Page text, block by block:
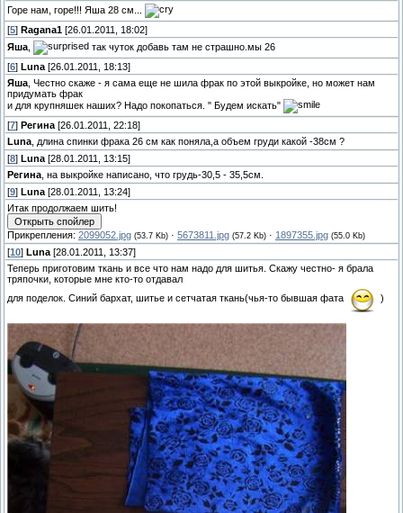
Горе нам, горе!!! Яша 28 см...
[5] Ragana1 [26.01.2011, 18:02]
Яша
так чуток добавь там не страшно.мы 26
[6] Luna [26.01.2011, 18:13]
Яша , Честно скаже - я сама еще не шила фрак по этой выкройке, но может нам
придумать фрак
и для крупняшек наших? Надо покопаться. " Будем искать"
[7] Регина [26.01.2011, 22:18]
Luna , длина спинки фрака 26 см как поняла,а объем груди какой -38см ?
[8] Luna [28.01.2011, 13:15]
Регина , на выкройке написано, что грудь-30,5 - 35,5см.
[9] Luna [28.01.2011, 13:24]
Итак продолжаем шить!
Прикрепления: 2099052.jpg (53.7 Kb) · 5673811.jpg (57.2 Kb) · 1897355.jpg (55.0 Kb)
[10] Luna [28.01.2011, 13:37]
Теперь приготовим ткань и все что нам надо для шитья. Скажу честно- я брала
тряпочки, которые мне кто-то отдавал
для поделок. Синий бархат, шитье и сетчатая ткань(чья-то бывшая фата
)